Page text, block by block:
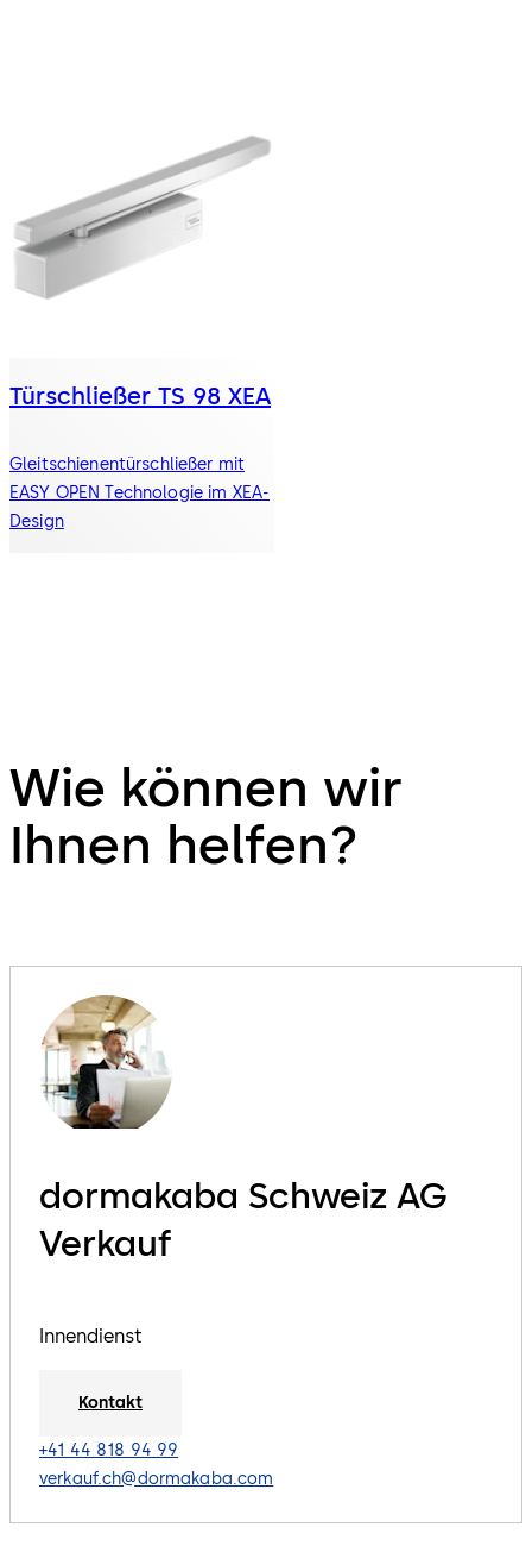
Türschließer TS 98 XEA
Gleitschienentürschließer mit
EASY OPEN Technologie im XEA-
Design
Wie können wir
Ihnen helfen?
dormakaba Schweiz AG
Verkauf
Innendienst
Kontakt
+41 44 818 94 99
verkauf.ch@dormakaba.com